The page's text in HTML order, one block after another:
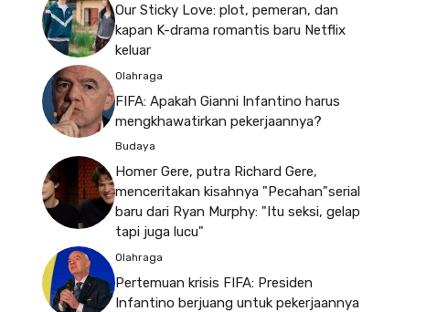
Our Sticky Love: plot, pemeran, dan
kapan K-drama romantis baru Netflix
keluar
Olahraga
FIFA: Apakah Gianni Infantino harus
mengkhawatirkan pekerjaannya?
Budaya
Homer Gere, putra Richard Gere,
menceritakan kisahnya "Pecahan"serial
baru dari Ryan Murphy: "Itu seksi, gelap
tapi juga lucu"
Olahraga
Pertemuan krisis FIFA: Presiden
Infantino berjuang untuk pekerjaannya